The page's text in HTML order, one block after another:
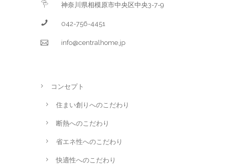
神奈川県相模原市中央区中央3-7-9
042-756-4451
info@centralhome.jp
コンセプト
住まい創りへのこだわり
断熱へのこだわり
省エネ性へのこだわり
快適性へのこだわり